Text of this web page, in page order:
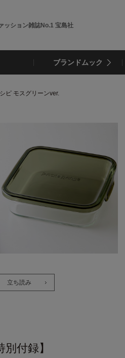
ッション雑誌No.1 宝島社
ブランドムック
ピ モスグリーンver.
立ち読み
別付録】